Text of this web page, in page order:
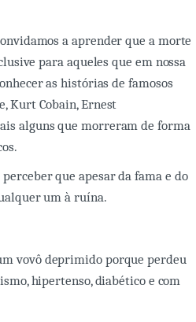
a aprender que a morte
para aqueles que em nossa
as histórias de famosos
Kurt Cobain, Ernest
alguns que morreram de forma
que apesar da fama e do
um à ruína.
vovô deprimido porque perdeu
hipertenso, diabético e com